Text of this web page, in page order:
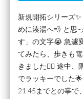
新規開拓シリーズ
めに湊湯へ💨 と思
す」の文字😭 急遽
てみたら、歩きも
きました🚶‍♂️ 途中
でラッキーでした
21:45までとの事で